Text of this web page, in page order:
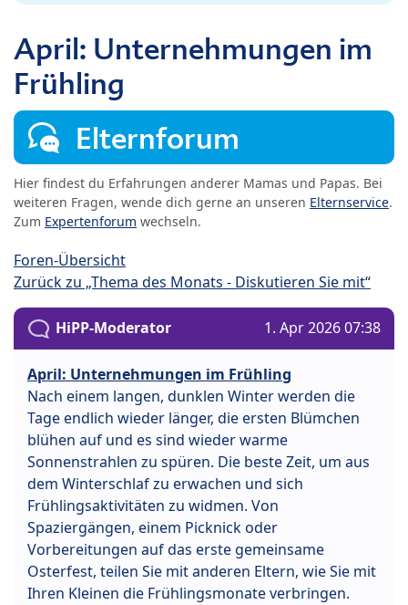
April: Unternehmungen im
Frühling
Elternforum
Hier findest du Erfahrungen anderer Mamas und Papas. Bei
weiteren Fragen, wende dich gerne an unseren Elternservice.
Zum Expertenforum wechseln.
Foren-Übersicht
Zurück zu „Thema des Monats - Diskutieren Sie mit“
HiPP-Moderator 1. Apr 2026 07:38
April: Unternehmungen im Frühling
Nach einem langen, dunklen Winter werden die
Tage endlich wieder länger, die ersten Blümchen
blühen auf und es sind wieder warme
Sonnenstrahlen zu spüren. Die beste Zeit, um aus
dem Winterschlaf zu erwachen und sich
Frühlingsaktivitäten zu widmen. Von
Spaziergängen, einem Picknick oder
Vorbereitungen auf das erste gemeinsame
Osterfest, teilen Sie mit anderen Eltern, wie Sie mit
Ihren Kleinen die Frühlingsmonate verbringen.